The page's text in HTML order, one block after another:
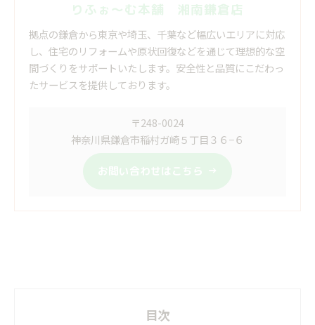
りふぉ～む本舗 湘南鎌倉店
拠点の鎌倉から東京や埼玉、千葉など幅広いエリアに対応
し、住宅のリフォームや原状回復などを通じて理想的な空
間づくりをサポートいたします。安全性と品質にこだわっ
たサービスを提供しております。
〒248-0024
神奈川県鎌倉市稲村ガ崎５丁目３６−６
お問い合わせはこちら
目次